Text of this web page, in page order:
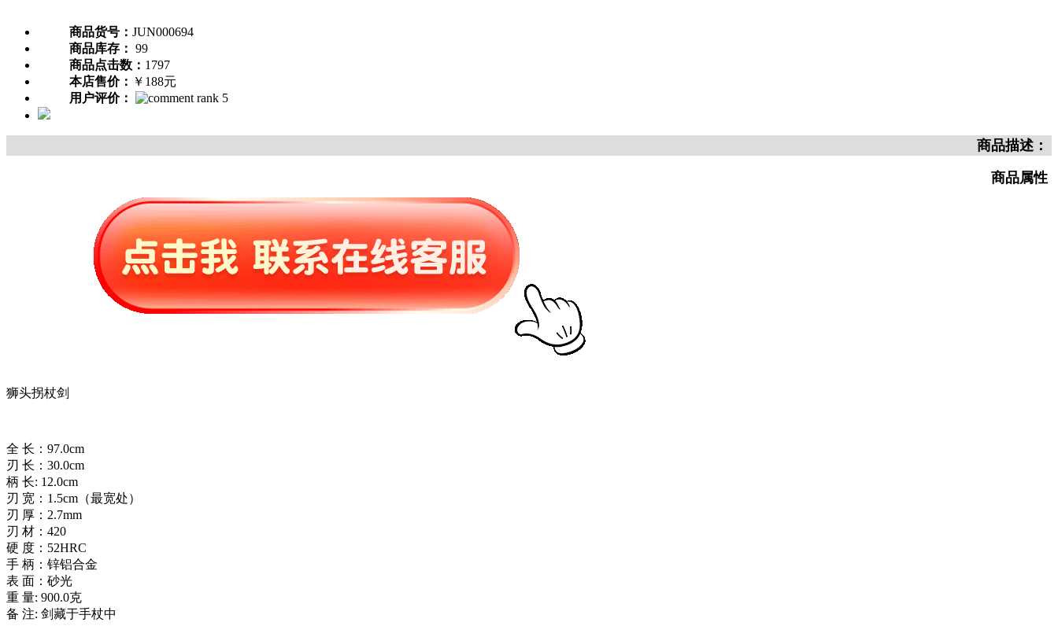
商品货号： JUN000694
商品库存： 99
商品点击数： 1797
本店售价： ￥188元
用户评价：
商品描述：
商品属性
狮头拐杖剑
全 长：97.0cm
刃 长：30.0cm
柄 长: 12.0cm
刃 宽：1.5cm（最宽处）
刃 厚：2.7mm
刃 材：420
硬 度：52HRC
手 柄：锌铝合金
表 面：砂光
重 量: 900.0克
备 注: 剑藏于手杖中